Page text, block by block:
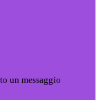
un messaggio